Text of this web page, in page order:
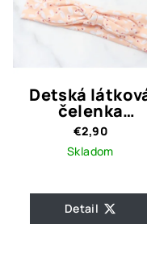
Detská
čelenka
marhuľová s
labuťami
€2,90
Skladom
Detail